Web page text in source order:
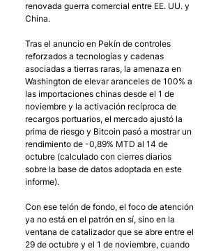
renovada guerra comercial entre EE. UU. y
China.
Tras el anuncio en Pekín de controles
reforzados a tecnologías y cadenas
asociadas a tierras raras, la amenaza en
Washington de elevar aranceles de 100% a
las importaciones chinas desde el 1 de
noviembre y la activación recíproca de
recargos portuarios, el mercado ajustó la
prima de riesgo y Bitcoin pasó a mostrar un
rendimiento de -0,89% MTD al 14 de
octubre (calculado con cierres diarios
sobre la base de datos adoptada en este
informe).
Con ese telón de fondo, el foco de atención
ya no está en el patrón en sí, sino en la
ventana de catalizador que se abre entre el
29 de octubre y el 1 de noviembre, cuando